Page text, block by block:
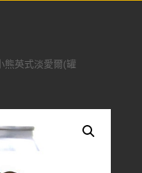
熊英式淡愛爾(罐